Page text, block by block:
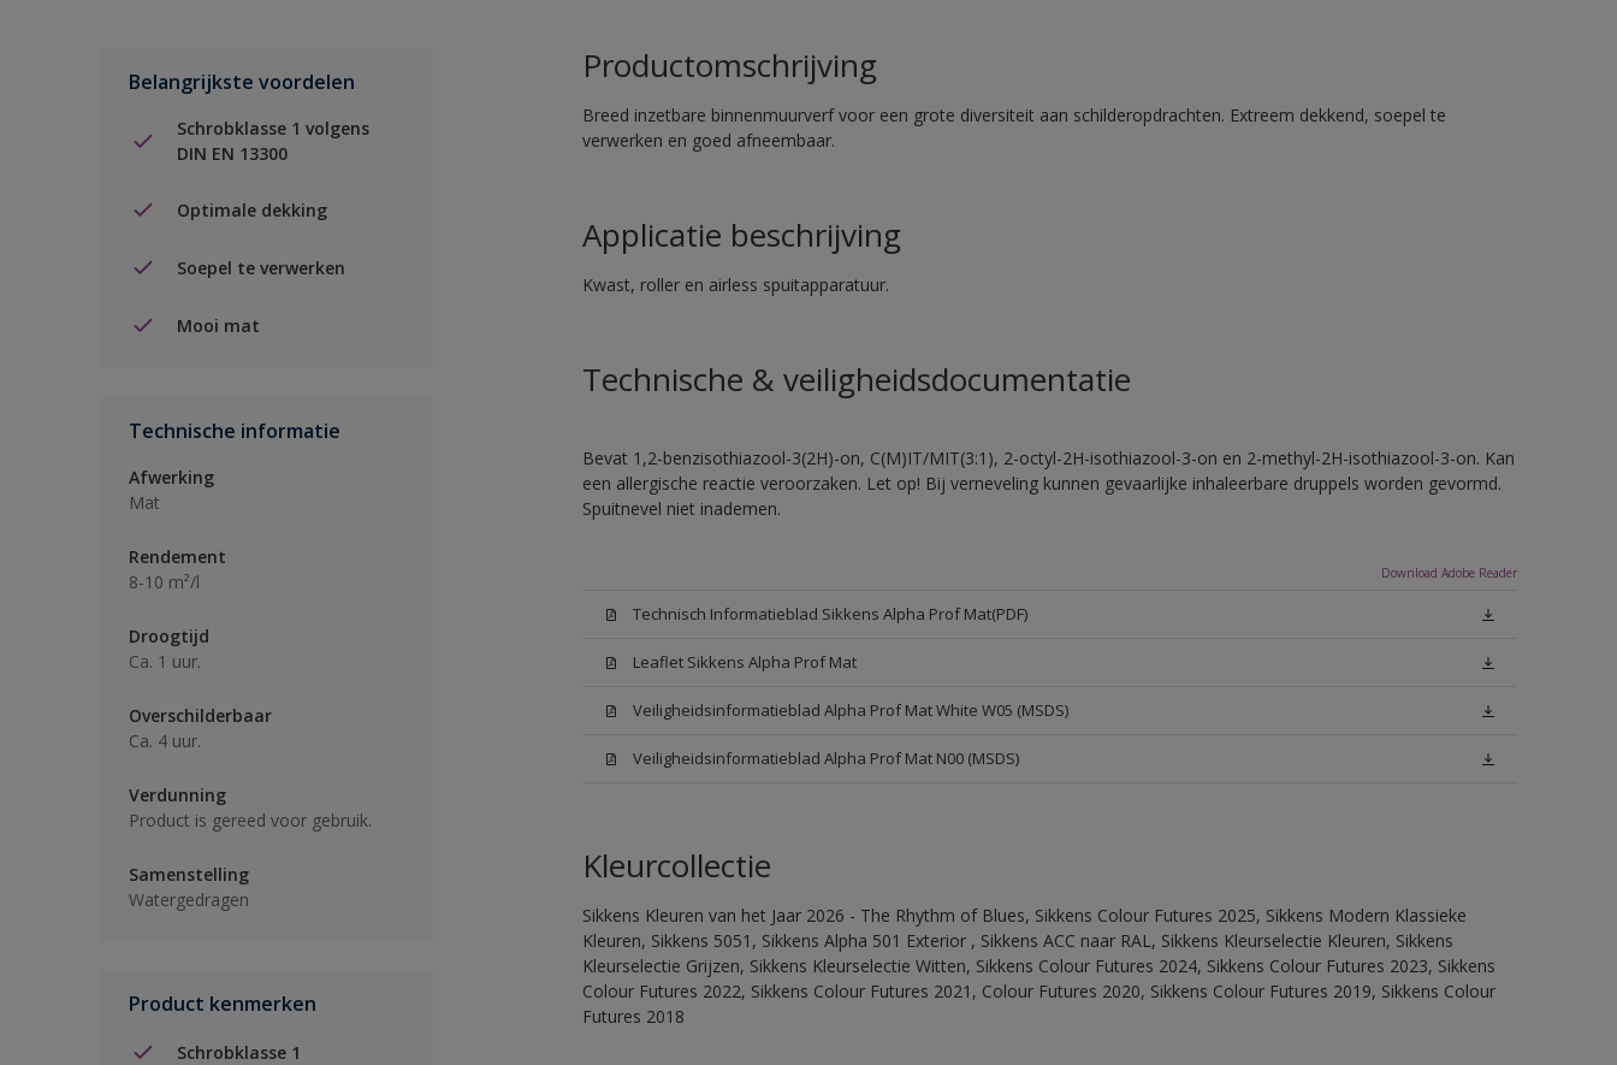
Belangrijkste voordelen
Schrobklasse 1 volgens
DIN EN 13300
Optimale dekking
Soepel te verwerken
Mooi mat
Technische informatie
Afwerking
Mat
Rendement
8-10 m²/l
Droogtijd
Ca. 1 uur.
Overschilderbaar
Ca. 4 uur.
Verdunning
Product is gereed voor gebruik.
Samenstelling
Watergedragen
Product kenmerken
Schrobklasse 1
Productomschrijving
Breed inzetbare binnenmuurverf voor een grote diversiteit aan schilderopdrachten. Extreem dekkend, soepel te
verwerken en goed afneembaar.
Applicatie beschrijving
Kwast, roller en airless spuitapparatuur.
Technische & veiligheidsdocumentatie
Bevat 1,2-benzisothiazool-3(2H)-on, C(M)IT/MIT(3:1), 2-octyl-2H-isothiazool-3-on en 2-methyl-2H-isothiazool-3-on. Kan
een allergische reactie veroorzaken. Let op! Bij verneveling kunnen gevaarlijke inhaleerbare druppels worden gevormd.
Spuitnevel niet inademen.
Download Adobe Reader
Technisch Informatieblad Sikkens Alpha Prof Mat(PDF)
Leaflet Sikkens Alpha Prof Mat
Veiligheidsinformatieblad Alpha Prof Mat White W05 (MSDS)
Veiligheidsinformatieblad Alpha Prof Mat N00 (MSDS)
Kleurcollectie
Sikkens Kleuren van het Jaar 2026 - The Rhythm of Blues, Sikkens Colour Futures 2025, Sikkens Modern Klassieke
Kleuren, Sikkens 5051, Sikkens Alpha 501 Exterior , Sikkens ACC naar RAL, Sikkens Kleurselectie Kleuren, Sikkens
Kleurselectie Grijzen, Sikkens Kleurselectie Witten, Sikkens Colour Futures 2024, Sikkens Colour Futures 2023, Sikkens
Colour Futures 2022, Sikkens Colour Futures 2021, Colour Futures 2020, Sikkens Colour Futures 2019, Sikkens Colour
Futures 2018